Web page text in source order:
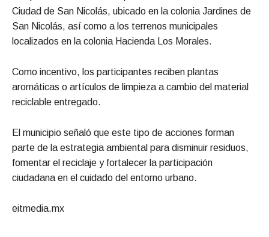
Ciudad de San Nicolás, ubicado en la colonia Jardines de
San Nicolás, así como a los terrenos municipales
localizados en la colonia Hacienda Los Morales.
Como incentivo, los participantes reciben plantas
aromáticas o artículos de limpieza a cambio del material
reciclable entregado.
El municipio señaló que este tipo de acciones forman
parte de la estrategia ambiental para disminuir residuos,
fomentar el reciclaje y fortalecer la participación
ciudadana en el cuidado del entorno urbano.
eitmedia.mx